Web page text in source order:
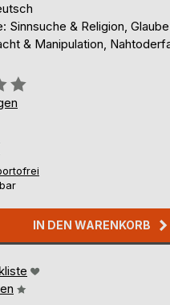
Sinnsuche & Religion,
& Manipulation,
IN DEN WARENKORB